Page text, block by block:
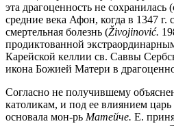
эта драгоценность не сохранилась
средние века Афон, когда в 1347
смертельная болезнь (Živojinović.
продиктованной
Карейской келлии св. Саввы
икона Божией Матери в
Согласно не получившему
католикам, и под ее влиянием
основала мон-рь Матейче. Е.